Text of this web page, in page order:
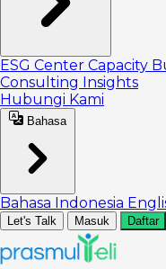
ESG Center Capacity
Consulting Insights
Hubungi Kami
Bahasa
Bahasa Indonesia
Let's Talk Masuk Daftar